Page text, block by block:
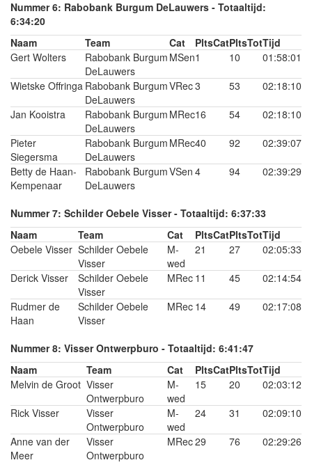
Nummer 6: Rabobank Burgum DeLauwers - Totaaltijd:
6:34:20
Naam
Team Cat PltsCatPltsTotTijd
Gert Wolters
Rabobank Burgum
DeLauwers
MSen1 10 01:58:01
Wietske Offringa Rabobank Burgum
DeLauwers
VRec3 53 02:18:10
Jan Kooistra
Rabobank Burgum
DeLauwers
MRec16 54 02:18:10
Pieter
Siegersma
Rabobank Burgum
DeLauwers
MRec40 92 02:39:07
Betty de Haan-
Kempenaar
Rabobank Burgum
DeLauwers
VSen 4 94 02:39:29
Nummer 7: Schilder Oebele Visser - Totaaltijd: 6:37:33
Naam
Team Cat PltsCatPltsTotTijd
Oebele Visser Schilder Oebele
Visser
M-
wed
21 27 02:05:33
Derick Visser
Schilder Oebele
Visser
MRec 11 45 02:14:54
Rudmer de
Haan
Schilder Oebele
Visser
MRec 14 49 02:17:08
Nummer 8: Visser Ontwerpburo - Totaaltijd: 6:41:47
Naam
Team Cat PltsCatPltsTotTijd
Melvin de Groot Visser
Ontwerpburo
M-
wed
15 20 02:03:12
Rick Visser
Visser
Ontwerpburo
M-
wed
24 31 02:09:10
Anne van der
Meer
Visser
Ontwerpburo
MRec29 76 02:29:26